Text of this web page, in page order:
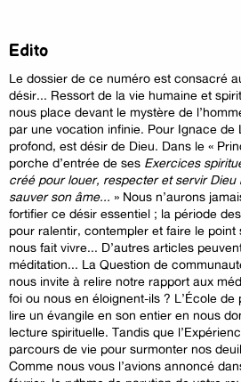
Edito
Le dossier de ce numéro est consacré
désir... Ressort de la vie humaine et
nous place devant le mystère de
par une vocation infinie. Pour Ignace de
profond, est désir de Dieu. Dans le «
porche d’entrée de ses Exercices
créé pour louer, respecter et servir Dieu
sauver son âme... » Nous n’aurons
fortifier ce désir essentiel ; la période
pour ralentir, contempler et faire le
nous fait vivre... D’autres articles
méditation... La Question de
nous invite à relire notre rapport aux
foi ou nous en éloignent-ils ? L’École
lire un évangile en son entier en nous
lecture spirituelle. Tandis que
parcours de vie pour surmonter nos
Comme nous vous l’avions annoncé